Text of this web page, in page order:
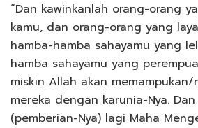
“Dan kawinkanlah orang-orang
kamu, dan orang-orang yang
hamba-hamba sahayamu yang
hamba sahayamu yang
miskin Allah akan memampukan/
mereka dengan karunia-Nya.
(pemberian-Nya) lagi Maha